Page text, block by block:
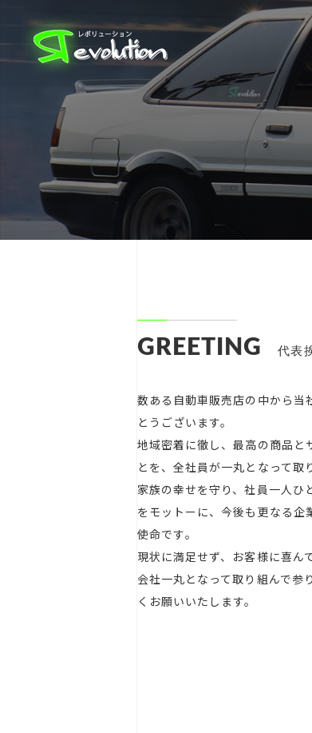
GREETING 代表
数ある自動車販売店の中から当
とうございます。
地域密着に徹し、最高の商品と
とを、全社員が一丸となって取
家族の幸せを守り、社員一人ひ
をモットーに、今後も更なる企
使命です｡
現状に満足せず、お客様に喜ん
会社一丸となって取り組んで
くお願いいたします。